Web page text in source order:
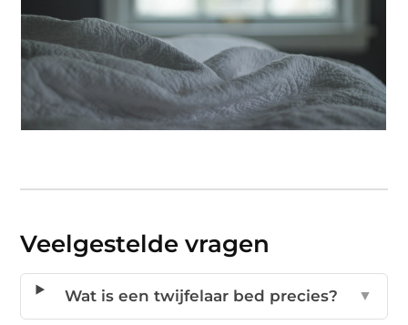
Veelgestelde vragen
Wat is een twijfelaar bed precies? ▼